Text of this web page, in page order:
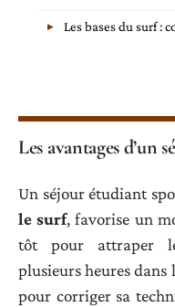
Les bases du surf :
Les avantages d’un
Un séjour étudiant
le surf, favorise un
tôt pour attraper
plusieurs heures
pour corriger sa